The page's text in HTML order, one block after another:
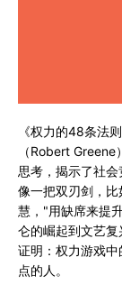
《权力的48条法
（Robert
思考，揭示了社
像一把双刃剑，
慧，"用缺席来提
仑的崛起到文艺
证明：权力游戏
点的人。